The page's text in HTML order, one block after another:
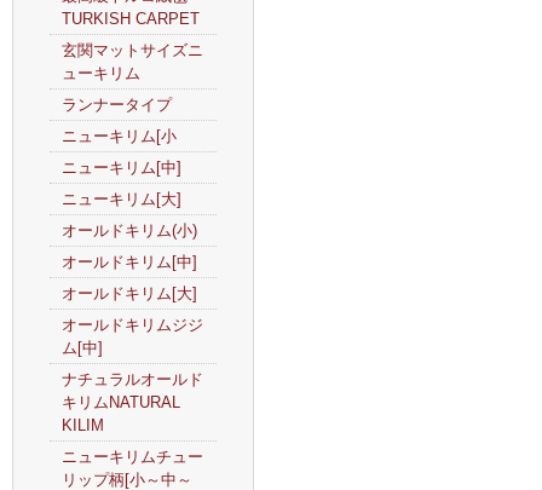
TURKISH CARPET
玄関マットサイズニ
ューキリム
ランナータイプ
ニューキリム[小
ニューキリム[中]
ニューキリム[大]
オールドキリム(小)
オールドキリム[中]
オールドキリム[大]
オールドキリムジジ
ム[中]
ナチュラルオールド
キリムNATURAL
KILIM
ニューキリムチュー
リップ柄[小～中～